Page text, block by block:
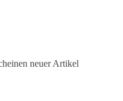
neuer Artikel